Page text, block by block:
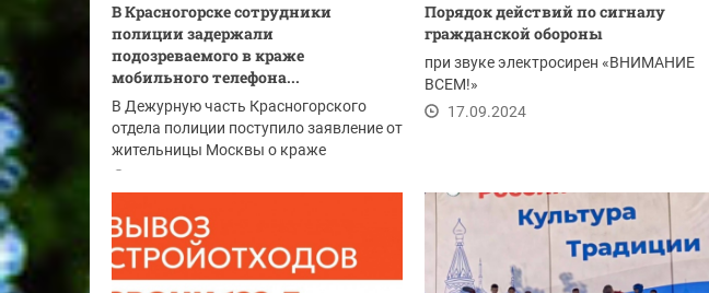
В Красногорске сотрудники
полиции задержали
подозреваемого в краже
мобильного телефона...
В Дежурную часть Красногорского
отдела полиции поступило заявление от
жительницы Москвы о краже
мобильного телефона....
Порядок действий по сигналу
гражданской обороны
при звуке электросирен «ВНИМАНИЕ
ВСЕМ!»
17.09.2024